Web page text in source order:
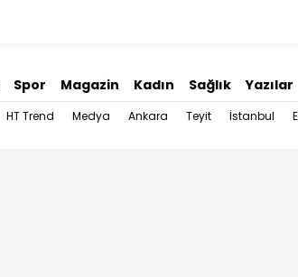
Spor Magazin Kadın Sağlık Yazılar
HT Trend Medya Ankara Teyit İstanbul